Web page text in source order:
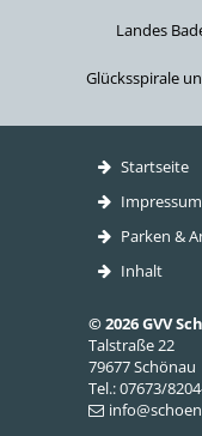
Landes
Glücksspirale
Startseite
Impressum
Parken &
Inhalt
© 2026 GVV
Talstraße 22
79677 Schönau
Tel.: 07673/